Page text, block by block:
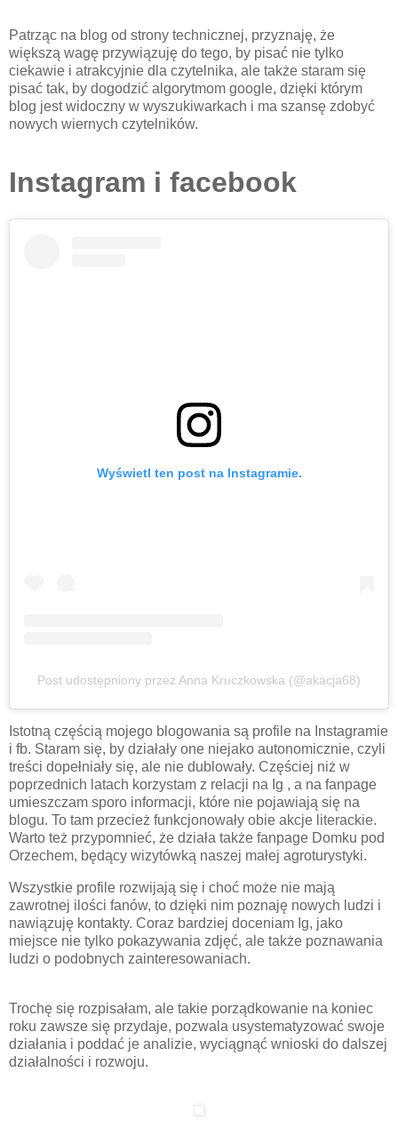
Patrząc na blog od strony technicznej, przyznaję, że
większą wagę przywiązuję do tego, by pisać nie tylko
ciekawie i atrakcyjnie dla czytelnika, ale także staram się
pisać tak, by dogodzić algorytmom google, dzięki którym
blog jest widoczny w wyszukiwarkach i ma szansę zdobyć
nowych wiernych czytelników.
Instagram i facebook
Wyświetl ten post na Instagramie.
Post udostępniony przez Anna Kruczkowska (@akacja68)
Istotną częścią mojego blogowania są profile na Instagramie
i fb. Staram się, by działały one niejako autonomicznie, czyli
treści dopełniały się, ale nie dublowały. Częściej niż w
poprzednich latach korzystam z relacji na Ig , a na fanpage
umieszczam sporo informacji, które nie pojawiają się na
blogu. To tam przecież funkcjonowały obie akcje literackie.
Warto też przypomnieć, że działa także fanpage Domku pod
Orzechem, będący wizytówką naszej małej agroturystyki.
Wszystkie profile rozwijają się i choć może nie mają
zawrotnej ilości fanów, to dzięki nim poznaję nowych ludzi i
nawiązuję kontakty. Coraz bardziej doceniam Ig, jako
miejsce nie tylko pokazywania zdjęć, ale także poznawania
ludzi o podobnych zainteresowaniach.
Trochę się rozpisałam, ale takie porządkowanie na koniec
roku zawsze się przydaje, pozwala usystematyzować swoje
działania i poddać je analizie, wyciągnąć wnioski do dalszej
działalności i rozwoju.